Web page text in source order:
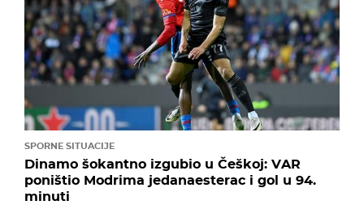
SPORNE SITUACIJE
Dinamo šokantno izgubio u Češkoj: VAR
poništio Modrima jedanaesterac i gol u 94.
minuti